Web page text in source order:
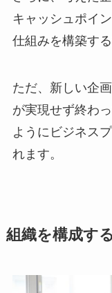
キャッシュポイ
仕組みを構築す
ただ、新しい企
が実現せず終わ
ようにビジネス
れます。
組織を構成す